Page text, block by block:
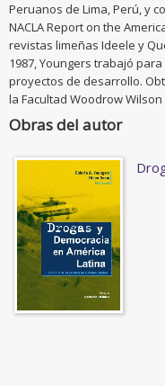
Peruanos de Lima, Perú, y
NACLA Report on the
revistas limeñas Ideele y
1987, Youngers trabajó
proyectos de desarrollo.
la Facultad Woodrow
Obras del autor